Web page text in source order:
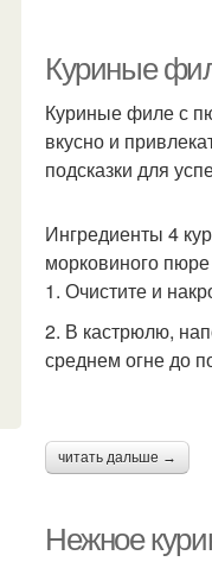
филе
Правильные
Куриные
Куриные филе с
вкусно и
подсказки для
Ингредиенты 4
морковиного
1. Очистите и
2. В кастрюлю,
среднем огне до
читать дальше →
Нежное